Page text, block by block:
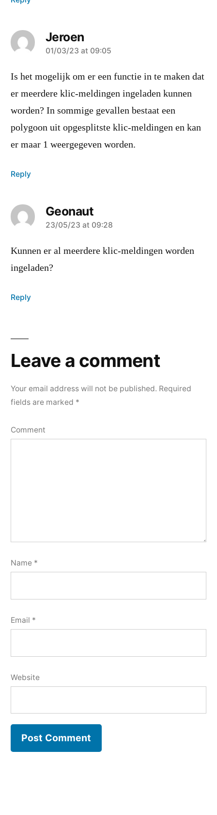
Jeroen
says:
01/03/23 at 09:05
Is het mogelijk om er een functie in te maken dat
er meerdere klic-meldingen ingeladen kunnen
worden? In sommige gevallen bestaat een
polygoon uit opgesplitste klic-meldingen en kan
er maar 1 weergegeven worden.
Reply
Geonaut
says:
23/05/23 at 09:28
Kunnen er al meerdere klic-meldingen worden
ingeladen?
Reply
Leave
a
Your email address will not be published. Required
fields are marked *
Comment
Name *
Email *
Website
Leave a comment